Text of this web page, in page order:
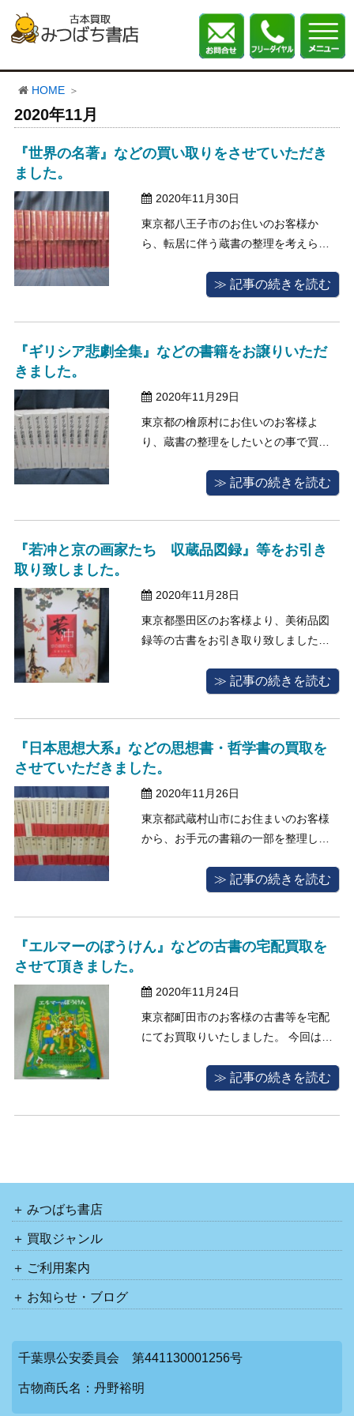
HOME
2020年11月
『世界の名著』などの買い取りをさせていただき
ました。
2020年11月30日
東京都八王子市のお住いのお客様か
ら、転居に伴う蔵書の整理を考えられ
買取でのご対応をさせていただきまし
をいただいた際に、蔵書の中には函が
ないものや、付属品が欠けているもの
なども多いため、買取りが行えるか不
≫ 記事の続きを読む
『ギリシア悲劇全集』などの書籍をお譲りいただ
きました。
2020年11月29日
東京都の檜原村にお住いのお客様よ
り、蔵書の整理をしたいとの事で買取
対応を行わせていただいたうえで出張
た。 今回のご依頼ではあくまでも蔵書
の整理の一環ということもあり、買取
を行えるもののみに絞って欲しいとの
≫ 記事の続きを読む
『若冲と京の画家たち 収蔵品図録』等をお引き
取り致しました。
2020年11月28日
東京都墨田区のお客様より、美術品図
録等の古書をお引き取り致しました。
館巡りをされているということで、そ
ずつ丁寧にご査定させて頂きました。
美術館や博物館などで販売されている
図録は、特別展などその期間でしか手
に入 ...
≫ 記事の続きを読む
『日本思想大系』などの思想書・哲学書の買取を
させていただきました。
2020年11月26日
東京都武蔵村山市にお住まいのお客様
から、お手元の書籍の一部を整理した
分に感染対策を行ったうえで出張買取
今回、ご依頼を下さったお客様は思
想、哲学といった分野に明るい方で、
買い取りをさせていただいた書籍も思
≫ 記事の続きを読む
『エルマーのぼうけん』などの古書の宅配買取を
させて頂きました。
2020年11月24日
東京都町田市のお客様の古書等を宅配
にてお買取りいたしました。 今回はメ
くなった児童書や絵本などの整理をご
便で書籍を送って頂きまして、一冊一
≫ 記事の続きを読む
みつばち書店
買取ジャンル
ご利用案内
お知らせ・ブログ
千葉県公安委員会 第441130001256号
古物商氏名：丹野裕明